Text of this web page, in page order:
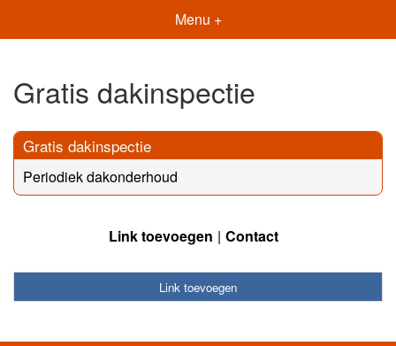
Menu +
Gratis dakinspectie
Gratis dakinspectie
Periodiek dakonderhoud
Link toevoegen Contact
Link toevoegen